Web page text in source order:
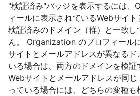
"検証済み"バッジを表示するには、
ィールに表示されているWebサイト
検証済みのドメイン（群）と一致
ん。 Organization のプロフィール
サイトとメールアドレスが異なるド
いる場合は、両方のドメインを検証
Webサイトとメールアドレスが同
っている場合には、どちらの変種も